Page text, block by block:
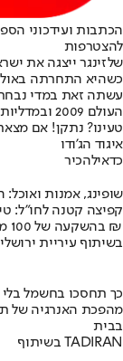
הכתבות ועידכוני
להצטרפות
עשתה זאת במדי
העולם 2009 ובמדליות הארד באליפויות אירופה 2008, 2009 ו-2012.
טעינו? נתקן! אם
איגוד הג'ודו
כדאילהכיר
שופינג, אמנות
קפיצה קטנה לחו"ל:
בהשקעה של 100 מיליון ₪
בשיתוף עיריית
כך תחסכו בחשמל בלי
מהפכת האנרגיה של
בבית
בשיתוף TADIRAN